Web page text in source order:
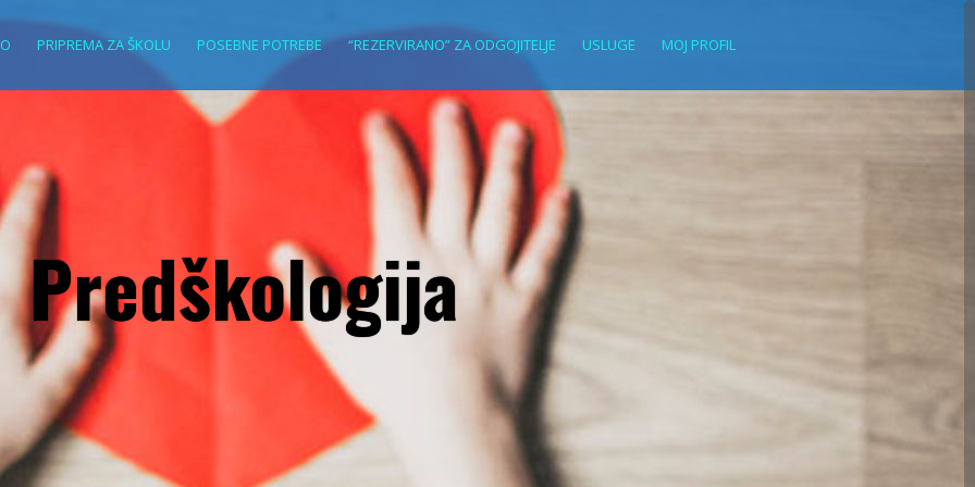
PRIPREMA ZA ŠKOLU POSEBNE POTREBE “REZERVIRANO” ZA ODGOJITELJE USLUGE MOJ PROFIL
Predškologija